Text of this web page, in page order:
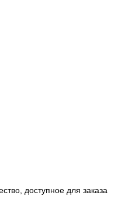
доступное для заказа